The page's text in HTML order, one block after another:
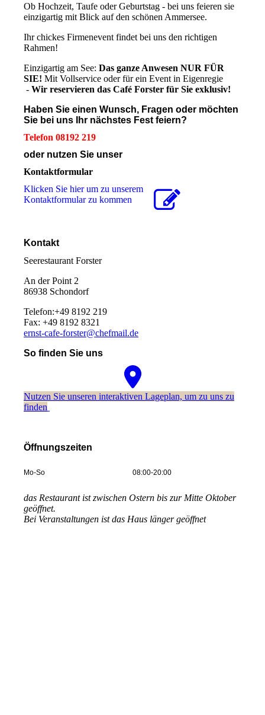
Ob Hochzeit, Taufe oder Geburtstag - bei uns feieren sie
einzigartig mit Blick auf den schönen Ammersee.
Ihr chickes Firmenevent findet bei uns den richtigen
Rahmen!
Einzigartig am See: Das ganze Anwesen NUR FÜR
SIE! Mit Vollservice oder für ein Event in Eigenregie
- Wir reservieren das Café Forster für Sie exklusiv!
Haben Sie einen Wunsch, Fragen oder möchten
Sie bei uns Ihr nächstes Fest feiern?
Telefon 08192 219
oder nutzen Sie unser
Kontaktformular
Klicken Sie hier um zu unserem
Kon­takt­for­mu­lar zu kommen
Kontakt
Seerestaurant Forster
An der Point 2
86938 Schondorf
Telefon:+49 8192 219
Fax: +49 8192 8321
ernst-cafe-forster@chefmail.de
So finden Sie uns
Nutzen Sie unseren interaktiven La­ge­plan, um zu uns zu
finden
Öffnungszeiten
Mo-So 08:00-20:00
das Restaurant ist zwischen Ostern bis zur Mitte Oktober
geöffnet.
Bei Veranstaltungen ist das Haus länger geöffnet